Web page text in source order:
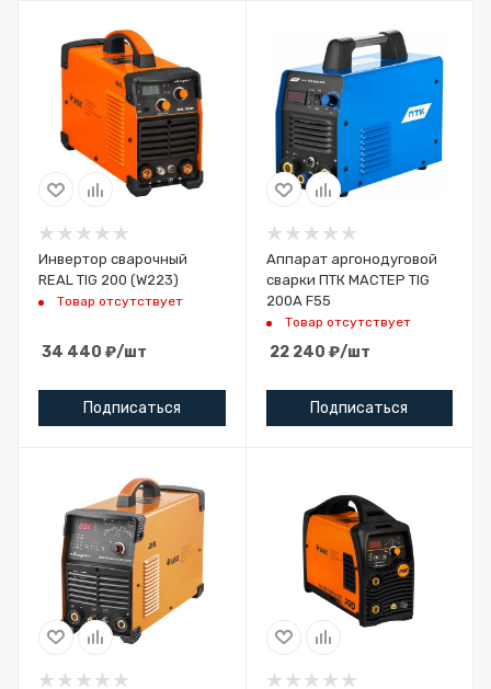
Инвертор сварочный
REAL TIG 200 (W223)
Товар отсутствует
34 440 ₽/шт
Подписаться
Аппарат аргонодуговой
сварки ПТК МАСТЕР TIG
200A F55
Товар отсутствует
22 240 ₽/шт
Подписаться